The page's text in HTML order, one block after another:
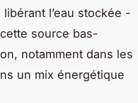
l’eau stockée -
source bas-
notamment dans les
un mix énergétique